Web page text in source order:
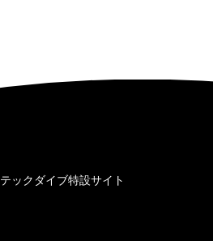
テックダイブ特設サイト